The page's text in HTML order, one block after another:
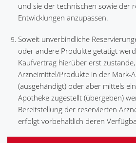
und sie der technischen sowie der
Entwicklungen anzupassen.
Soweit unverbindliche
oder andere Produkte getätigt
Kaufvertrag hierüber erst
Arzneimittel/Produkte in der Mark-
(ausgehändigt) oder aber mittels
Apotheke zugestellt (übergeben)
Bereitstellung der reservierten
erfolgt vorbehaltlich deren